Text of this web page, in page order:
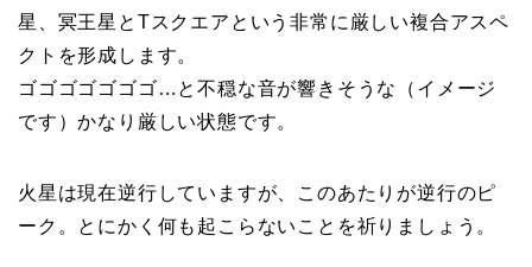
星、冥王星とTスクエアという非常に厳しい複合アスペ
クトを形成します。
ゴゴゴゴゴゴゴ…と不穏な音が響きそうな（イメージ
です）かなり厳しい状態です。
火星は現在逆行していますが、このあたりが逆行のピ
ーク。とにかく何も起こらないことを祈りましょう。